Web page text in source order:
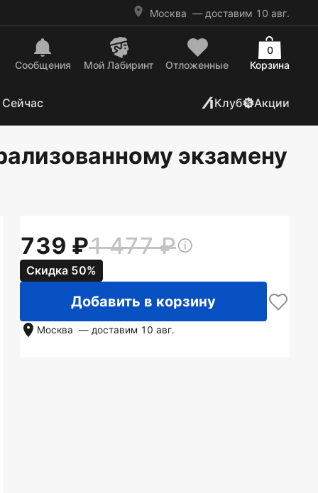
Москва — доставим 10 авг.
Сообщения Mой Лабиринт Отложенные Корзина
0
Клуб Акции
экзамену
739 1 477
Скидка 50%
Добавить в корзину
Москва — доставим 10 авг.